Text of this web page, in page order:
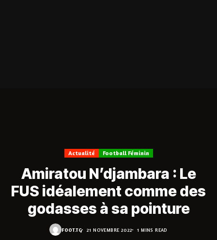
Actualité Football Féminin
Amiratou N’djambara : Le
FUS idéalement comme des
godasses à sa pointure
FOOT.TG 21 NOVEMBRE 2022 1 MINS READ